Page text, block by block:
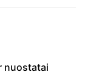
nuostatai